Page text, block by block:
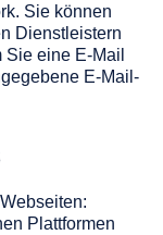
Sie können
Dienstleistern
eine E-Mail
E-Mail-
Plattformen